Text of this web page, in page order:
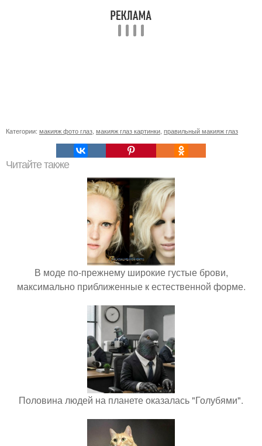
Категории: макияж фото глаз макияж глаз картинки правильный макияж глаз
Читайте также
В моде по-прежнему широкие густые брови,
максимально приближенные к естественной форме.
Половина людей на планете оказалась "Голубями".